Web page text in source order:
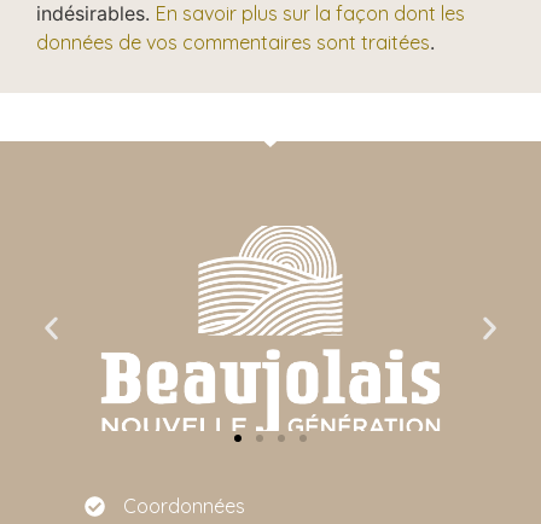
indésirables. En savoir plus sur la façon dont les
données de vos commentaires sont traitées.
Coordonnées